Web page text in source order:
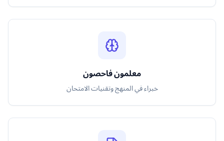
معلمون فاحصون
خبراء في المنهج وتقنيات الامتحان